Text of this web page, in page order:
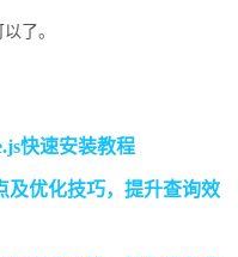
了。
快速安装教程
及优化技巧，提升查询效